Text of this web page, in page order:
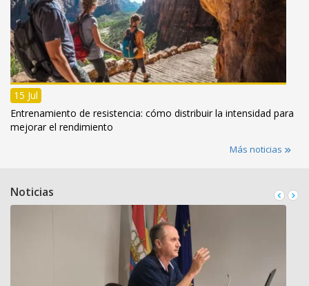
15 Jul
Entrenamiento de resistencia: cómo distribuir la intensidad para
mejorar el rendimiento
Más noticias
Noticias